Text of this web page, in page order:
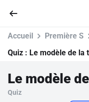
Accueil
Accueil Première S
Quiz : Le modèle de la
Quiz